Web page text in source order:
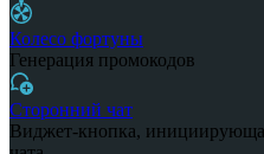
Колесо фортуны
Генерация промокодов
Сторонний чат
Виджет-кнопка,